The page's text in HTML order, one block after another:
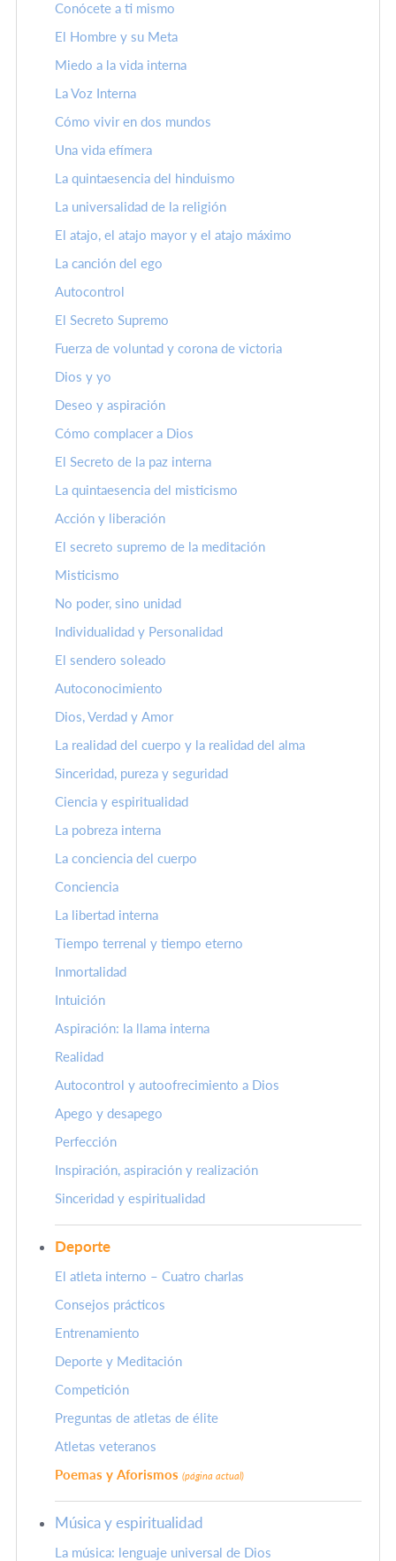
Conócete a ti mismo
El Hombre y su Meta
Miedo a la vida interna
La Voz Interna
Cómo vivir en dos mundos
Una vida efímera
La quintaesencia del hinduismo
La universalidad de la religión
El atajo, el atajo mayor y el atajo máximo
La canción del ego
Autocontrol
El Secreto Supremo
Fuerza de voluntad y corona de victoria
Dios y yo
Deseo y aspiración
Cómo complacer a Dios
El Secreto de la paz interna
La quintaesencia del misticismo
Acción y liberación
El secreto supremo de la meditación
Misticismo
No poder, sino unidad
Individualidad y Personalidad
El sendero soleado
Autoconocimiento
Dios, Verdad y Amor
La realidad del cuerpo y la realidad del alma
Sinceridad, pureza y seguridad
Ciencia y espiritualidad
La pobreza interna
La conciencia del cuerpo
Conciencia
La libertad interna
Tiempo terrenal y tiempo eterno
Inmortalidad
Intuición
Aspiración: la llama interna
Realidad
Autocontrol y autoofrecimiento a Dios
Apego y desapego
Perfección
Inspiración, aspiración y realización
Sinceridad y espiritualidad
Deporte
El atleta interno – Cuatro charlas
Consejos prácticos
Entrenamiento
Deporte y Meditación
Competición
Preguntas de atletas de élite
Atletas veteranos
Poemas y Aforismos (página actual)
Música y espiritualidad
La música: lenguaje universal de Dios